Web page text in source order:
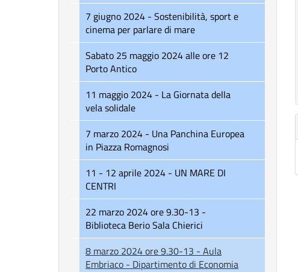
7 giugno 2024 - Sostenibilità, sport e
cinema per parlare di mare
Sabato 25 maggio 2024 alle ore 12
Porto Antico
11 maggio 2024 - La Giornata della
vela solidale
7 marzo 2024 - Una Panchina Europea
in Piazza Romagnosi
11 - 12 aprile 2024 - UN MARE DI
CENTRI
22 marzo 2024 ore 9.30-13 -
Biblioteca Berio Sala Chierici
8 marzo 2024 ore 9.30-13 - Aula
Embriaco - Dipartimento di Economia